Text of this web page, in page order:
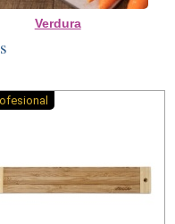
Verdura